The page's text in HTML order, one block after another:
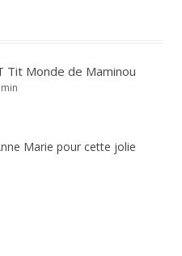
Tit Monde de Maminou
Marie pour cette jolie